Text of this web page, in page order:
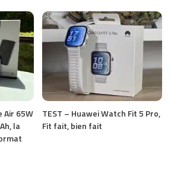
Air 65W
la
TEST – Huawei Watch Fit 5 Pro,
Fit fait, bien fait